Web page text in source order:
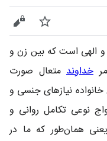
پیگیری
الهی است که بین زن و
خداوند متعال صورت
نیازهای جنسی و
نوعی تکامل روانی و
همان‌طور که ما در